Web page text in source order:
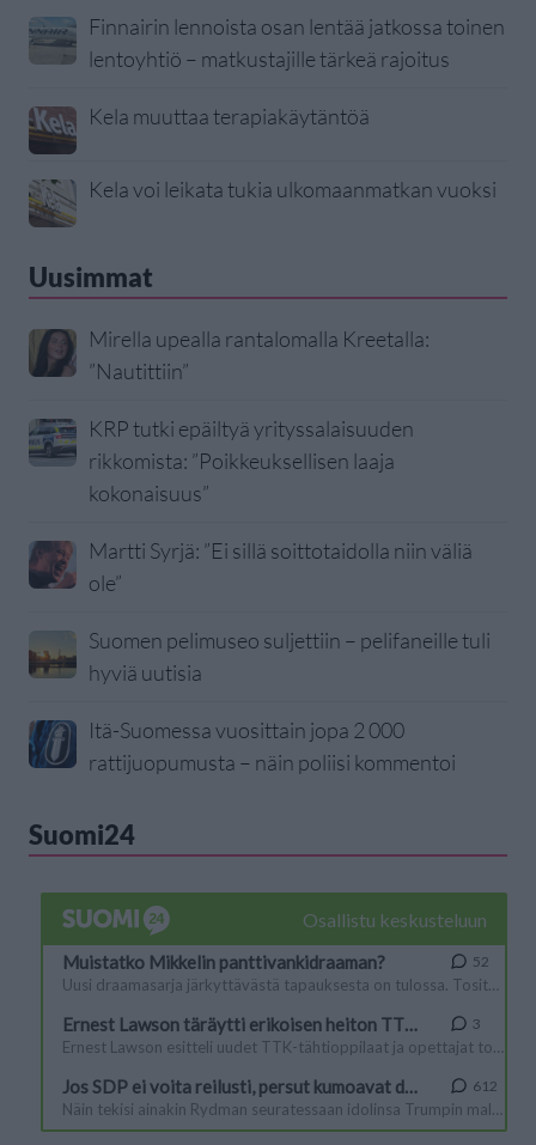
Finnairin lennoista osan lentää jatkossa toinen
lentoyhtiö – matkustajille tärkeä rajoitus
Kela muuttaa terapiakäytäntöä
Kela voi leikata tukia ulkomaanmatkan vuoksi
Uusimmat
Mirella upealla rantalomalla Kreetalla:
”Nautittiin”
KRP tutki epäiltyä yrityssalaisuuden
rikkomista: ”Poikkeuksellisen laaja
kokonaisuus”
Martti Syrjä: ”Ei sillä soittotaidolla niin väliä
ole”
Suomen pelimuseo suljettiin – pelifaneille tuli
hyviä uutisia
Itä-Suomessa vuosittain jopa 2 000
rattijuopumusta – näin poliisi kommentoi
Suomi24